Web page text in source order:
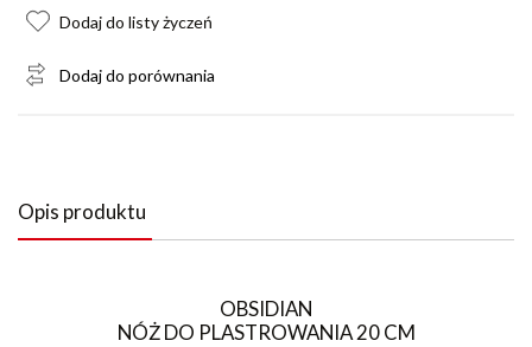
Dodaj do listy życzeń
Dodaj do porównania
Opis produktu
OBSIDIAN
NÓŻ DO PLASTROWANIA 20 CM